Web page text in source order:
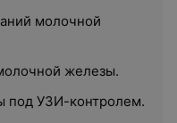
молочной
железы.
под УЗИ-контролем.